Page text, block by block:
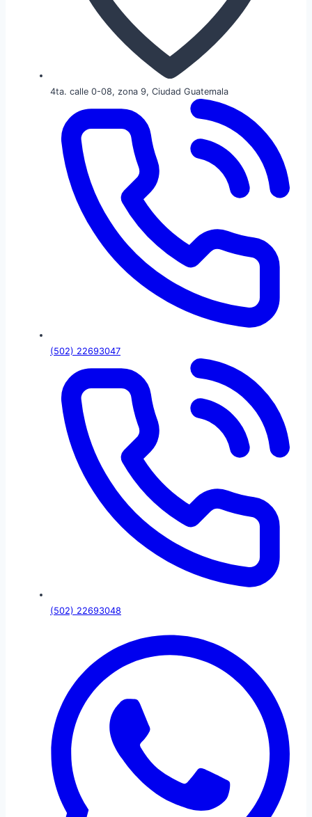
4ta. calle 0-08, zona 9, Ciudad Guatemala
(502) 22693047
(502) 22693048